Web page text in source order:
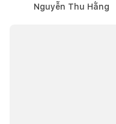
Nguyễn Thu Hằng